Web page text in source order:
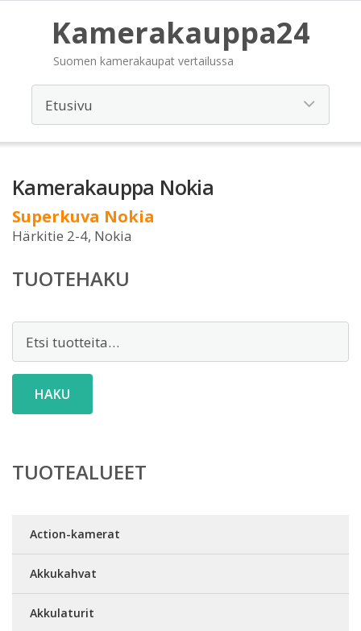
Kamerakauppa24
Suomen kamerakaupat vertailussa
Kamerakauppa Nokia
Superkuva Nokia
Härkitie 2-4, Nokia
TUOTEHAKU
HAKU
TUOTEALUEET
Action-kamerat
Akkukahvat
Akkulaturit